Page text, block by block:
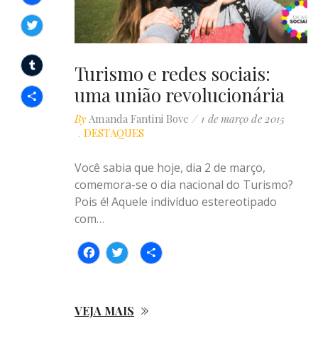
Facebook
Twitter
Tumblr
Compartilhar
Turismo e redes sociais:
uma união revolucionária
By Amanda Fantini Bove
1 de março de 2015
DESTAQUES
Você sabia que hoje, dia 2 de março,
comemora-se o dia nacional do Turismo?
Pois é! Aquele indivíduo estereotipado
com…
VEJA MAIS